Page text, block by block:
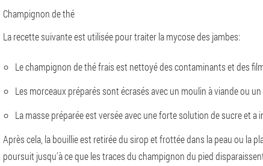
Champignon de thé
La recette suivante est utilisée pour traiter la mycose des jambes:
Le champignon de thé frais est nettoyé des contaminants et des
Les morceaux préparés sont écrasés avec un moulin à viande ou
La masse préparée est versée avec une forte solution de sucre et a
Après cela, la bouillie est retirée du sirop et frottée dans la peau ou la
poursuit jusqu'à ce que les traces du champignon du pied